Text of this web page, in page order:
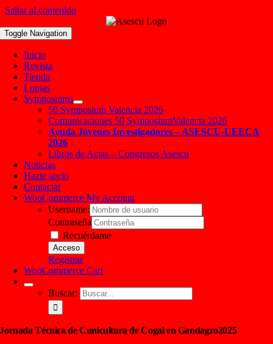
Saltar al contenido
Toggle Navigation
Inicio
Revista
Tienda
Lonjas
Symposiums
50 Symposium Valencia 2026
Comunicaciones 50 SymposiumValencia 2026
Ayuda Jóvenes Investigadores – ASESCU-UEECA
2026
Libros de Actas – Congresos Asescu
Noticias
Hazte socio
Contactar
WooCommerce My Account
Username:
Contraseña
Recuérdame
Registrar
WooCommerce Cart
Buscar:
Jornada Técnica de Cunicultura de Cogal en Gandagro2025